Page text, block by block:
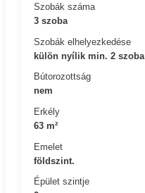
Szobák száma
3 szoba
Szobák elhelyezkedése
külön nyílik min. 2 szoba
Bútorozottság
nem
Erkély
63 m²
Emelet
földszint.
Épület szintje